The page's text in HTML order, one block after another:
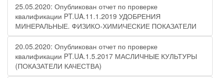
25.05.2020: Опубликован отчет по проверке
квалификации PT.UA.11.1.2019 УДОБРЕНИЯ
МИНЕРАЛЬНЫЕ. ФИЗИКО-ХИМИЧЕСКИЕ ПОКАЗАТЕЛИ
20.05.2020: Опубликован отчет по проверке
квалификации PT.UA.1.5.2017 МАСЛИЧНЫЕ КУЛЬТУРЫ
(ПОКАЗАТЕЛИ КАЧЕСТВА)